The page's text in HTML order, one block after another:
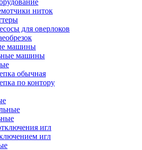
ниток
для оверлоков
машины
машины
обычная
по контору
игл
игл